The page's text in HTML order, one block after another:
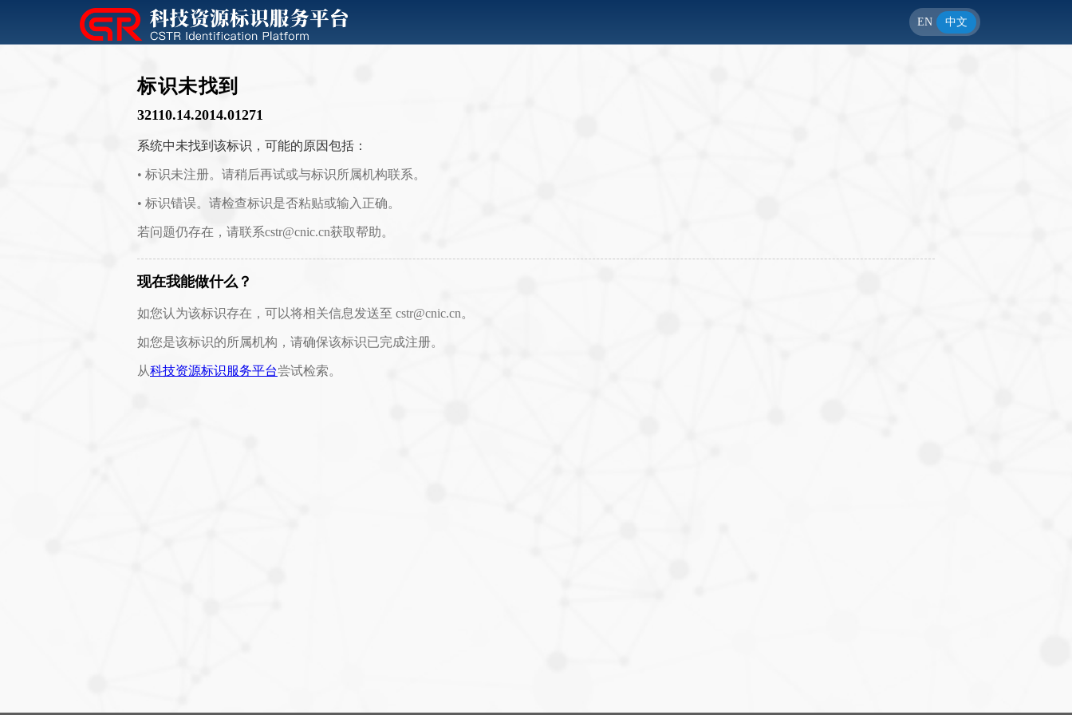
EN 中文
标识未找到
32110.14.2014.01271
系统中未找到该标识，可能的原因包括：
• 标识未注册。请稍后再试或与标识所属机构联系。
• 标识错误。请检查标识是否粘贴或输入正确。
若问题仍存在，请联系cstr@cnic.cn获取帮助。
现在我能做什么？
如您认为该标识存在，可以将相关信息发送至 cstr@cnic.cn。
如您是该标识的所属机构，请确保该标识已完成注册。
从科技资源标识服务平台尝试检索。